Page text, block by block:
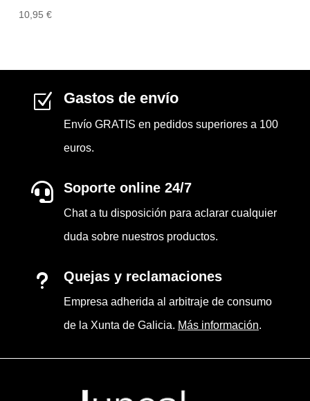
10,95€
Z Gastos de envío
Envío GRATIS en pedidos superiores a 100
euros.
 Soporte online 24/7
Chat a tu disposición para aclarar cualquier
duda sobre nuestros productos.
u Quejas y reclamaciones
Empresa adherida al arbitraje de consumo
de la Xunta de Galicia. Más información.